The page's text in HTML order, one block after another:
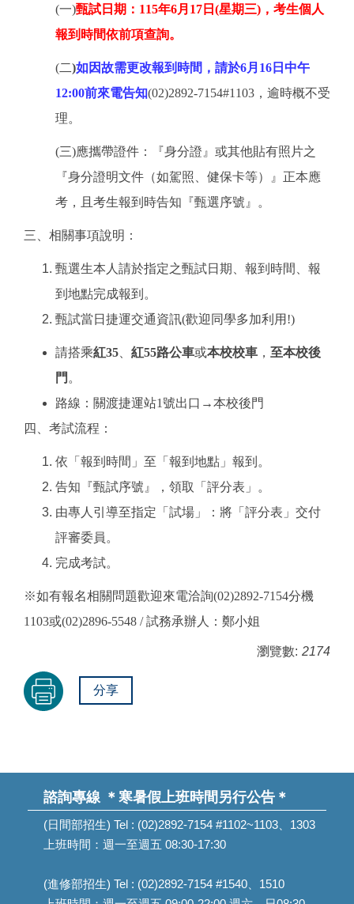
(一)甄試日期：115年6月17日(星期三)，考生個人
報到時間依前項查詢。
(二)如因故需更改報到時間，請於6月16日中午
12:00前來電告知(02)2892-7154#1103，逾時概不受
理。
(三)應攜帶證件：
『身分證』或其他貼有照片之
『身分證明文件（如駕照、健保卡等）』正本應
考，且考生報到時告知『甄選序號』。
三、相關事項說明：
甄選生本人請於指定之甄試日期、報到時間、報
到地點完成報到。
甄試當日捷運交通資訊(歡迎同學多加利用!)
請搭乘紅35 紅55路公車或本校校車 ， 至本校後
門 。
路線：關渡捷運站1號出口→本校後門
四、考試流程：
依「報到時間」至「報到地點」報到。
告知『甄試序號』，領取「評分表」。
由專人引導至指定「試場」：將「評分表」交付
評審委員。
完成考試。
※如有報名相關問題歡迎來電洽詢(02)2892-7154分機
1103或(02)2896-5548 / 試務承辦人：鄭小姐
瀏覽數: 2174
分享
諮詢專線 ＊寒暑假上班時間另行公告＊
(日間部招生) Tel : (02)2892-7154 #1102~1103、1303
上班時間：週一至週五 08:30-17:30
(進修部招生) Tel : (02)2892-7154 #1540、1510